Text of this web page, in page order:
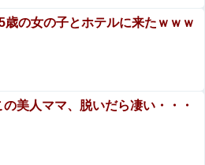
ん、誰だか分からないくらい激
rawやhitomiを使わずに無料で
総合病院の手術室の様子が(((ﾟ
しまう・・・
歳の女の子とホテルに来たｗｗｗ
の美人ママ、脱いだら凄い・・・